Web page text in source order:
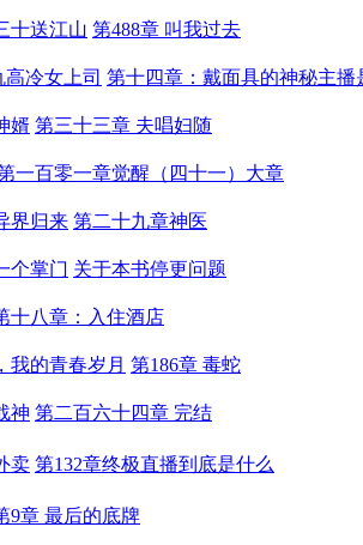
十送江山 第488章 叫我过去
冷女上司 第十四章：戴面具的神秘主播
婿 第三十三章 夫唱妇随
一百零一章觉醒（四十一）大章
界归来 第二十九章神医
个掌门 关于本书停更问题
十八章：入住酒店
我的青春岁月 第186章 毒蛇
神 第二百六十四章 完结
卖 第132章终极直播到底是什么
9章 最后的底牌